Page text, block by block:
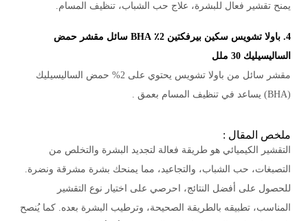
يمنح تقشير فعال للبشرة، علاج حب الشباب، تنظيف المسام.
4. باولا تشويس سكين بيرفكتين 2٪ BHA سائل مقشر حمض
الساليسيليك 30 ملل
مقشر سائل من باولا تشويس يحتوي على 2% حمض الساليسيليك
(BHA) يساعد في تنظيف المسام بعمق .
ملخص المقال :
التقشير الكيميائي هو طريقة فعالة لتجديد البشرة والتخلص من
التصبغات، حب الشباب، والتجاعيد، مما يمنحك بشرة مشرقة ونضرة.
للحصول على أفضل النتائج، احرصي على اختيار نوع التقشير
المناسب، تطبيقه بالطريقة الصحيحة، وترطيب البشرة بعده. كما يُنصح